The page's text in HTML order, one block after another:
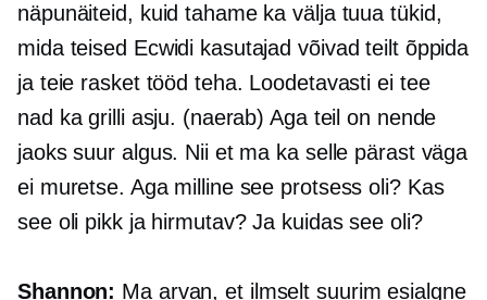
näpunäiteid, kuid tahame ka välja tuua tükid,
mida teised Ecwidi kasutajad võivad teilt õppida
ja teie rasket tööd teha. Loodetavasti ei tee
nad ka grilli asju. (naerab) Aga teil on nende
jaoks suur algus. Nii et ma ka selle pärast väga
ei muretse. Aga milline see protsess oli? Kas
see oli pikk ja hirmutav? Ja kuidas see oli?
Shannon: Ma arvan, et ilmselt suurim esialgne